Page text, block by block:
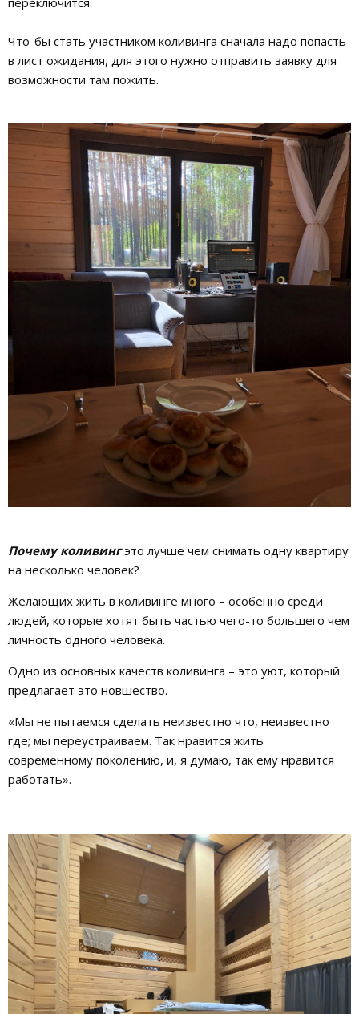
Что-бы стать участником коливинга сначала надо попасть
в лист ожидания, для этого нужно отправить заявку для
возможности там пожить.
Почему коливинг это лучше чем снимать одну квартиру
на несколько человек?
Желающих жить в коливинге много – особенно среди
людей, которые хотят быть частью чего-то большего чем
личность одного человека.
Одно из основных качеств коливинга – это уют, который
предлагает это новшество.
«Мы не пытаемся сделать неизвестно что, неизвестно
где; мы переустраиваем. Так нравится жить
современному поколению, и, я думаю, так ему нравится
работать».